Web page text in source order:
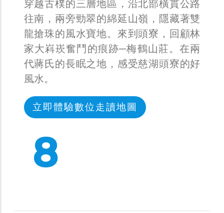
穿越古樸的三層地區，沿北部橫貫公路
往南，兩旁勁翠的綿延山嶺，隱藏著雙
龍搶珠的風水寶地。來到頭寮，回顧林
家大嵙崁奮鬥的痕跡─梅鶴山莊。在兩
代蔣氏的長眠之地，感受慈湖頭寮的好
風水。
立即體驗數位走讀地圖
14